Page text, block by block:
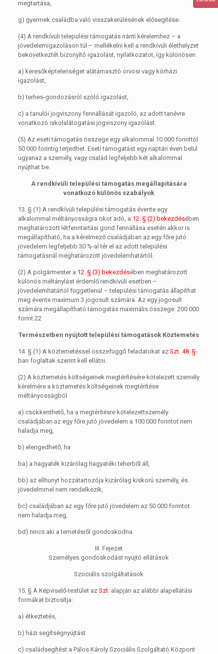
megtartása,
g) gyermek családba való visszakerülésének elősegítése.
(4) A rendkívüli települési támogatás iránti kérelemhez – a
jövedelemigazoláson túl – mellékelni kell a rendkívüli élethelyzet
bekövetkeztét bizonyító igazolást, nyilatkozatot, így különösen
a) keresőképtelenséget alátámasztó orvosi vagy kórházi
igazolást,
b) terhes-gondozásról szóló igazolást,
c) a tanulói jogviszony fennállását igazoló, az adott tanévre
vonatkozó iskolalátogatási jogviszony igazolást.
(5) Az eseti támogatás összege egy alkalommal 10 000 forinttól
50 000 forintig terjedhet. Eseti támogatást egy naptári éven belül
ugyanaz a személy, vagy család legfeljebb két alkalommal
nyújthat be.
A rendkívüli települési támogatás megállapítására
vonatkozó különös szabályok
13. § (1) A rendkívüli települési támogatás évente egy
alkalommal méltányosságra okot adó, a 12. § (2) bekezdésében
meghatározott létfenntartási gond fennállása esetén akkor is
megállapítható, ha a kérelmező családjában az egy főre jutó
jövedelem legfeljebb 30 %-al tér el az adott települési
támogatásnál meghatározott jövedelemhatártól.
(2) A polgármester a 12. § (3) bekezdésében meghatározott
különös méltánylást érdemlő rendkívüli esetben –
jövedelemhatártól függetlenül – települési támogatás állapíthat
meg évente maximum 3 jogosult számára. Az egy jogosult
számára megállapítható támogatás maximális összege: 200 000
forint.22
Természetben nyújtott települési támogatások Köztemetés
14. § (1) A köztemetéssel összefüggő feladatokat az Szt. 48. §-
ban foglaltak szerint kell ellátni.
(2) A köztemetés költségeinek megtérítésére kötelezett személy
kérelmére a köztemetés költségeinek megtérítése
méltányosságból
a) csökkenthető, ha a megtérítésre kötelezettszemély
családjában az egy főre jutó jövedelem a 100 000 forintot nem
haladja meg,
b) elengedhető, ha
ba) a hagyaték kizárólag hagyatéki teherből áll,
bb) az ellhunyt hozzátartozója kizárólag kiskorú személy, és
jövedelmmel nem rendelkezik,
bc) családjában az egy főre jutó jövedelem az 50 000 forintot
nem haladja meg,
bd) nincs aki a temetésről gondoskodna.
III. Fejezet
Személyes gondoskodást nyújtó ellátások
Szociális szolgáltatások
15. § A Képviselő-testület az Szt. alapján az alábbi alapellátási
formákat biztosítja:
a) étkeztetés,
b) házi segítségnyújtást
c) családsegítést a Pálos Károly Szociális Szolgáltató Központ